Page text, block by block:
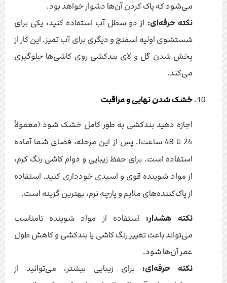
می‌شود که پاک کردن آن‌ها دشوار خواهد بود.
نکته حرفه‌ای: از دو سطل آب استفاده کنید: یکی برای
شستشوی اولیه اسفنج و دیگری برای آب تمیز. این کار از
پخش شدن گل و لای بندکشی روی کاشی‌ها جلوگیری
می‌کند.
خشک شدن نهایی و مراقبت
اجازه دهید بندکشی به طور کامل خشک شود (معمولاً
24 تا 48 ساعت). پس از این مرحله، فضای شما آماده
استفاده است. برای حفظ زیبایی و دوام کاشی رنگ کرم،
از مواد شوینده قوی و اسیدی خودداری کنید. استفاده
از پاک‌کننده‌های ملایم و پارچه نرم، بهترین گزینه است.
نکته هشدار:
استفاده از مواد شوینده نامناسب
می‌تواند باعث تغییر رنگ کاشی یا بندکشی و کاهش طول
عمر آن‌ها شود.
نکته حرفه‌ای:
برای زیبایی بیشتر، می‌توانید از